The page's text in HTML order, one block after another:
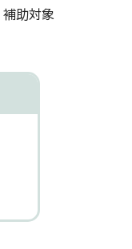
補助対象